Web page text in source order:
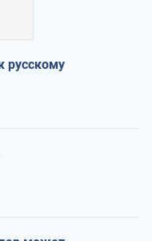
русскому